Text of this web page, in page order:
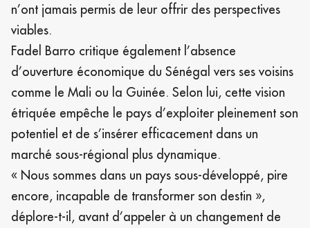
n’ont jamais permis de leur offrir des perspectives
viables.
Fadel Barro critique également l’absence
d’ouverture économique du Sénégal vers ses voisins
comme le Mali ou la Guinée. Selon lui, cette vision
étriquée empêche le pays d’exploiter pleinement son
potentiel et de s’insérer efficacement dans un
marché sous-régional plus dynamique.
« Nous sommes dans un pays sous-développé, pire
encore, incapable de transformer son destin »,
déplore-t-il, avant d’appeler à un changement de